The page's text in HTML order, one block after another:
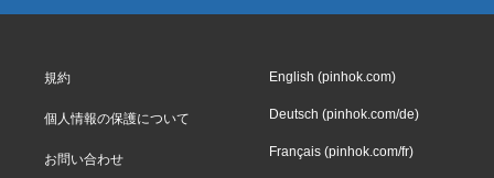
規約
個人情報の保護について
お問い合わせ
English (pinhok.com)
Deutsch (pinhok.com/de)
Français (pinhok.com/fr)